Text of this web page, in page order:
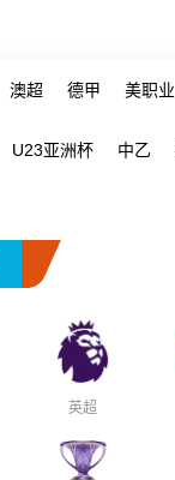
澳超 德甲 美职业
U23亚洲杯 中乙
英超